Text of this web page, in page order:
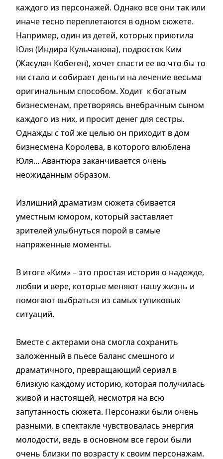
каждого из персонажей. Однако все они так или
иначе тесно переплетаются в одном сюжете.
Например, один из детей, которых приютила
Юля (Индира Кульчанова), подросток Ким
(Жасулан Кобеген), хочет спасти ее во что бы то
ни стало и собирает деньги на лечение весьма
оригинальным способом. Ходит к богатым
бизнесменам, претворяясь внебрачным сыном
каждого из них, и просит денег для сестры.
Однажды с той же целью он приходит в дом
бизнесмена Королева, в которого влюблена
Юля… Авантюра заканчивается очень
неожиданным образом.
Излишний драматизм сюжета сбивается
уместным юмором, который заставляет
зрителей улыбнуться порой в самые
напряженные моменты.
В итоге «Ким» – это простая история о надежде,
любви и вере, которые меняют нашу жизнь и
помогают выбраться из самых тупиковых
ситуаций.
Вместе с актерами она смогла сохранить
заложенный в пьесе баланс смешного и
драматичного, превращающий сериал в
близкую каждому историю, которая получилась
живой и настоящей, несмотря на всю
запутанность сюжета. Персонажи были очень
разными, в спектакле чувствовалась энергия
молодости, ведь в основном все герои были
очень близки по возрасту к своим персонажам.